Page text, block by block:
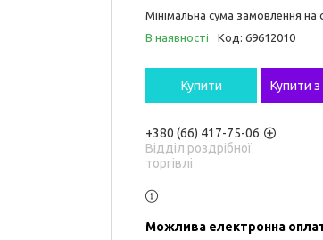
Мінімальна сума замовлення на
В наявності
Код: 69612010
Купити Купити з
+380 (66) 417-75-06
Відділ роздрібної
торгівлі